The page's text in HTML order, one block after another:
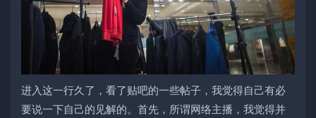
进入这一行久了，看了贴吧的一些帖子，我觉得自己有必
要说一下自己的见解的。首先，所谓网络主播，我觉得并